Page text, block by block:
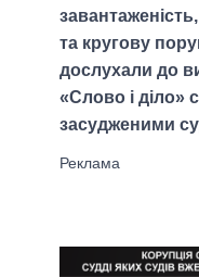
та кругову
дослухали до
«Слово і діло»
засудженими